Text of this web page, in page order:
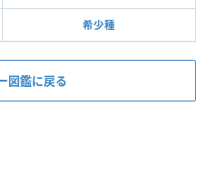
希少種
図鑑に戻る